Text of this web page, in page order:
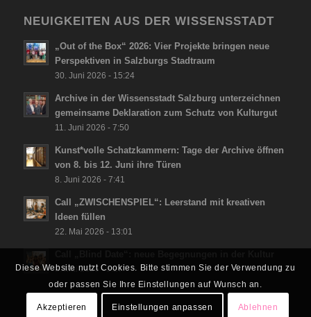
NEUIGKEITEN AUS DER WISSENSSTADT
„Out of the Box“ 2026: Vier Projekte bringen neue
Perspektiven in Salzburgs Stadtraum
30. Juni 2026 - 15:24
Archive in der Wissensstadt Salzburg unterzeichnen
gemeinsame Deklaration zum Schutz von Kulturgut
11. Juni 2026 - 7:50
Kunst*volle Schatzkammern: Tage der Archive öffnen
von 8. bis 12. Juni ihre Türen
8. Juni 2026 - 7:41
Call „ZWISCHENSPIEL“: Leerstand mit kreativen
Ideen füllen
22. Mai 2026 - 13:01
8. Mai 2026 - 8:27
Diese Website nutzt Cookies. Bitte stimmen Sie der Verwendung zu
oder passen Sie Ihre Einstellungen auf Wunsch an.
Akzeptieren Einstellungen anpassen Ablehnen